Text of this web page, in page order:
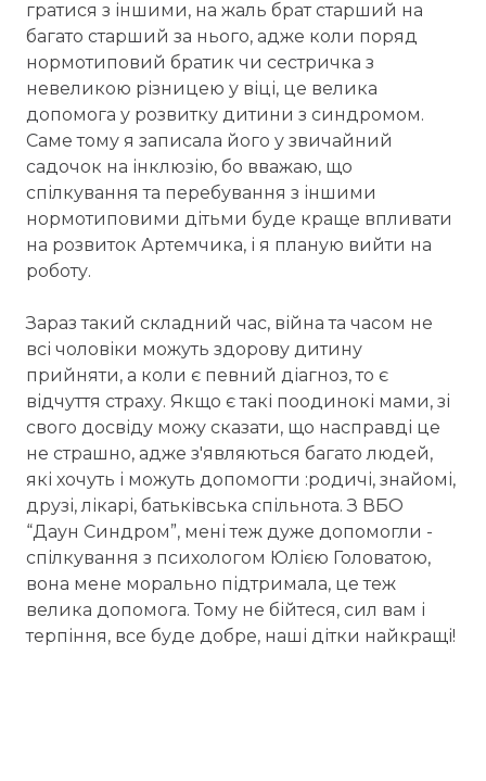
гратися з іншими, на жаль брат старший на
багато старший за нього, адже коли поряд
нормотиповий братик чи сестричка з
невеликою різницею у віці, це велика
допомога у розвитку дитини з синдромом.
Саме тому я записала його у звичайний
садочок на інклюзію, бо вважаю, що
спілкування та перебування з іншими
нормотиповими дітьми буде краще впливати
на розвиток Артемчика, і я планую вийти на
роботу.
Зараз такий складний час, війна та часом не
всі чоловіки можуть здорову дитину
прийняти, а коли є певний діагноз, то є
відчуття страху. Якщо є такі поодинокі мами, зі
свого досвіду можу сказати, що насправді це
не страшно, адже з'являються багато людей,
які хочуть і можуть допомогти :родичі, знайомі,
друзі, лікарі, батьківська спільнота. З ВБО
“Даун Синдром”, мені теж дуже допомогли -
спілкування з психологом Юлією Головатою,
вона мене морально підтримала, це теж
велика допомога. Тому не бійтеся, сил вам і
терпіння, все буде добре, наші дітки найкращі!